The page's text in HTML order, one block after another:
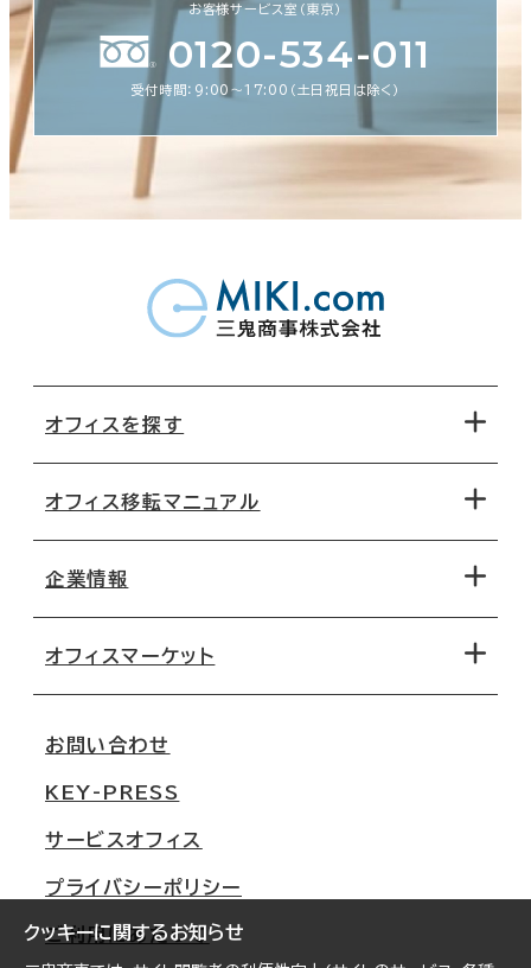
クッキーに関するお知らせ
お客様サービス室（東京）
0120-534-011
受付時間：9:00〜17:00（土日祝日は除く）
オフィスを探す
地図から探す
路線・駅から探す
オフィス移転マニュアル
移転コストシミュレーション
移転スケジュール
オフィス移転Q&A
企業情報
オフィスマーケット
大阪
名古屋
札幌
仙台
お問い合わせ
KEY-PRESS
サービスオフィス
プライバシーポリシー
ご利用にあたって